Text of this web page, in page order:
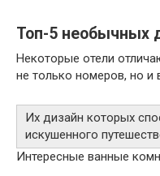
Топ-5 необычных
Некоторые отели
не только номеров, но и
Их дизайн которых
искушенного
Интересные ванные